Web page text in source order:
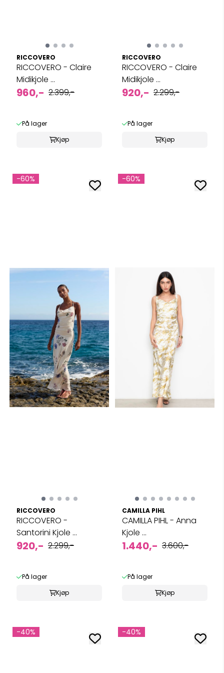
RICCOVERO
RICCOVERO - Claire
Midikjole ...
960,- 2.399,-
På lager
Kjøp
RICCOVERO
RICCOVERO - Claire
Midikjole ...
920,- 2.299,-
På lager
Kjøp
-60%
RICCOVERO
RICCOVERO -
Santorini Kjole ...
920,- 2.299,-
På lager
Kjøp
-60%
CAMILLA PIHL
CAMILLA PIHL - Anna
Kjole ...
1.440,- 3.600,-
På lager
Kjøp
-40% -40%